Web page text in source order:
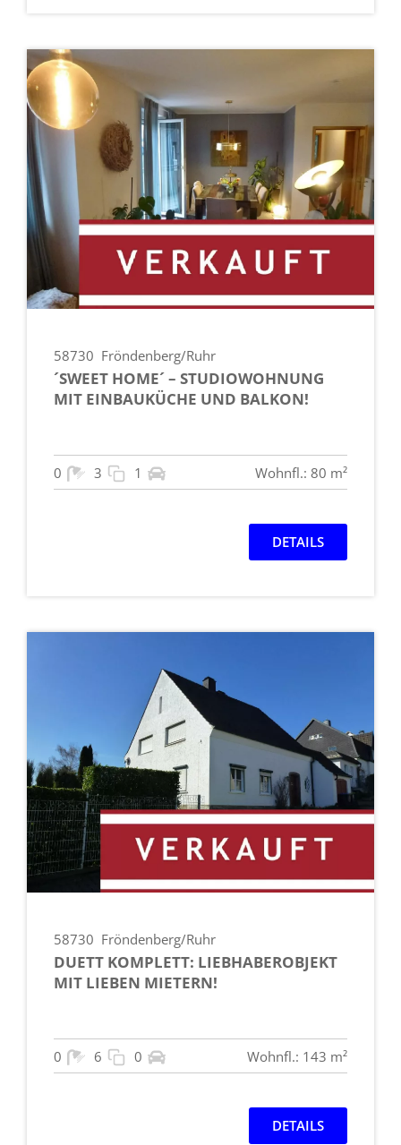
58730 Fröndenberg/Ruhr
´SWEET HOME´ – STUDIOWOHNUNG
MIT EINBAUKÜCHE UND BALKON!
0 3 1 Wohnfl.: 80 m²
DETAILS
58730 Fröndenberg/Ruhr
DUETT KOMPLETT: LIEBHABEROBJEKT
MIT LIEBEN MIETERN!
0 6 0 Wohnfl.: 143 m²
DETAILS